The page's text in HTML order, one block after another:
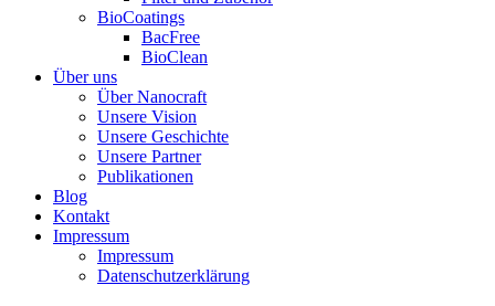
BioCoatings
BacFree
BioClean
Über uns
Über Nanocraft
Unsere Vision
Unsere Geschichte
Unsere Partner
Publikationen
Blog
Kontakt
Impressum
Impressum
Datenschutzerklärung